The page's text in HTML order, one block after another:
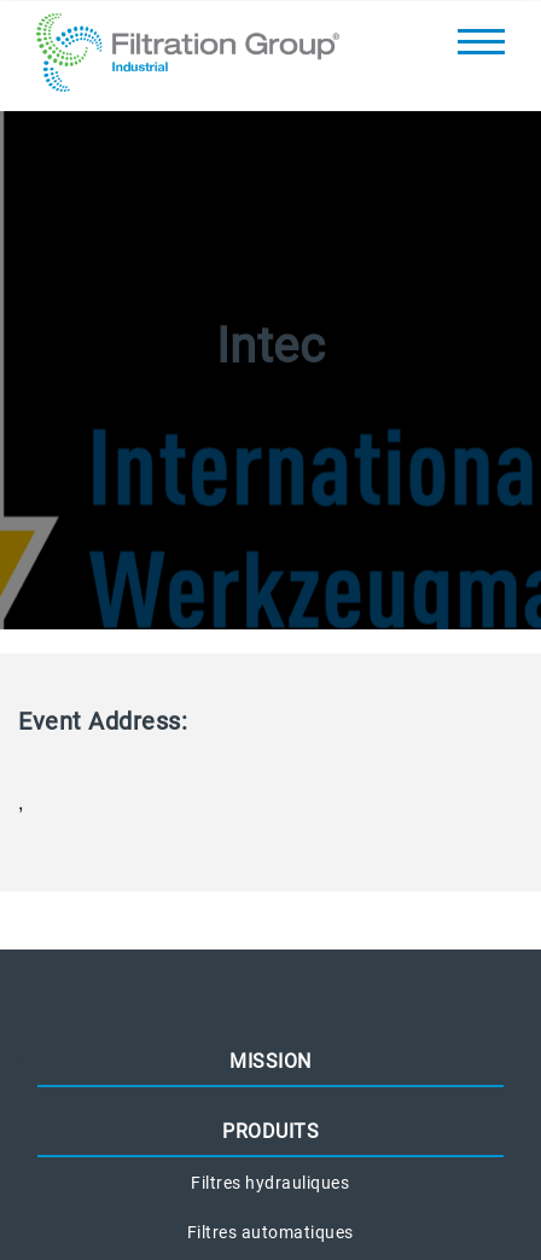
Intec
Event Address:
,
MISSION
PRODUITS
Filtres hydrauliques
Filtres automatiques